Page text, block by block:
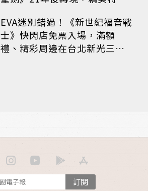
EVA迷別錯過！《新世紀福音戰
士》快閃店免票入場，滿額
禮、精彩周邊在台北新光三越
訂閱